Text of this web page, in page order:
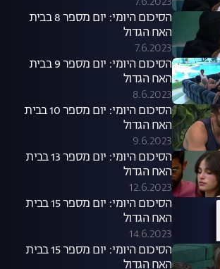
הסיכום היומי: יום מספר 8 בבית
האח הגדול
7.6.2023
הסיכום היומי: יום מספר 9 בבית
האח הגדול
8.6.2023
הסיכום היומי: יום מספר 10 בבית
האח הגדול
9.6.2023
הסיכום היומי: יום מספר 13 בבית
האח הגדול
12.6.2023
הסיכום היומי: יום מספר 15 בבית
האח הגדול
14.6.2023
הסיכום היומי: יום מספר 15 בבית
האח הגדול